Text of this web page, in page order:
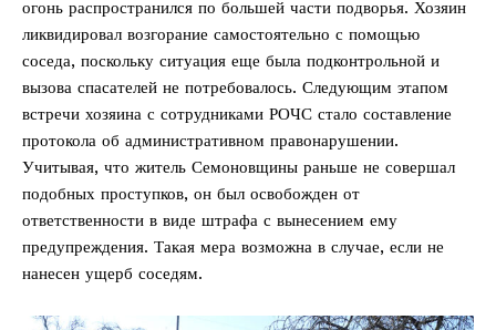
огонь распространился по большей части подворья. Хозяин
ликвидировал возгорание самостоятельно с помощью
соседа, поскольку ситуация еще была подконтрольной и
вызова спасателей не потребовалось. Следующим этапом
встречи хозяина с сотрудниками РОЧС стало составление
протокола об административном правонарушении.
Учитывая, что житель Семоновщины раньше не совершал
подобных проступков, он был освобожден от
ответственности в виде штрафа с вынесением ему
предупреждения. Такая мера возможна в случае, если не
нанесен ущерб соседям.